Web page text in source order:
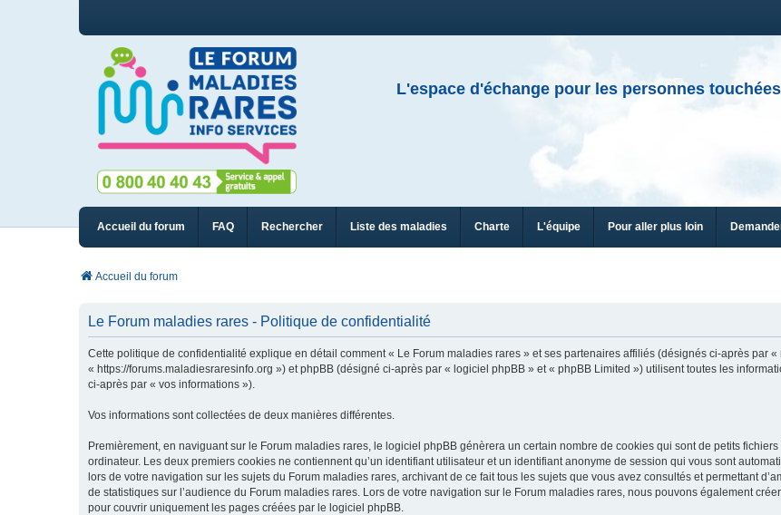
L'espace d'échange pour les personnes
Accueil du forum FAQ Rechercher Liste des maladies Charte L'équipe Pour aller plus loin
Accueil du forum
Le Forum maladies rares - Politique de confidentialité
Cette politique de confidentialité explique en détail comment « Le Forum maladies rares » et ses partenaires affiliés (désignés ci-après par
« https://forums.maladiesraresinfo.org ») et phpBB (désigné ci-après par « logiciel phpBB » et « phpBB Limited ») utilisent toutes les
ci-après par « vos informations »).
Vos informations sont collectées de deux manières différentes.
Premièrement, en naviguant sur le Forum maladies rares, le logiciel phpBB génèrera un certain nombre de cookies qui sont de petits
ordinateur. Les deux premiers cookies ne contiennent qu’un identifiant utilisateur et un identifiant anonyme de session qui vous sont
lors de votre navigation sur les sujets du Forum maladies rares, archivant de ce fait tous les sujets que vous avez consultés et permettant
de statistiques sur l’audience du Forum maladies rares. Lors de votre navigation sur le Forum maladies rares, nous pouvons également
pour couvrir uniquement les pages créées par le logiciel phpBB.